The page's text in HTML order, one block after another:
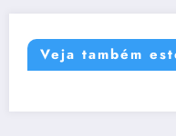
Veja também